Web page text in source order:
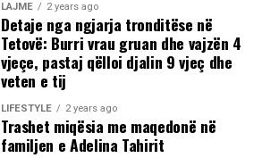
LAJME 2 years ago
Detaje nga ngjarja tronditëse në
Tetovë: Burri vrau gruan dhe vajzën 4
vjeçe, pastaj qëlloi djalin 9 vjeç dhe
veten e tij
LIFESTYLE 2 years ago
Trashet miqësia me maqedonë në
familjen e Adelina Tahirit